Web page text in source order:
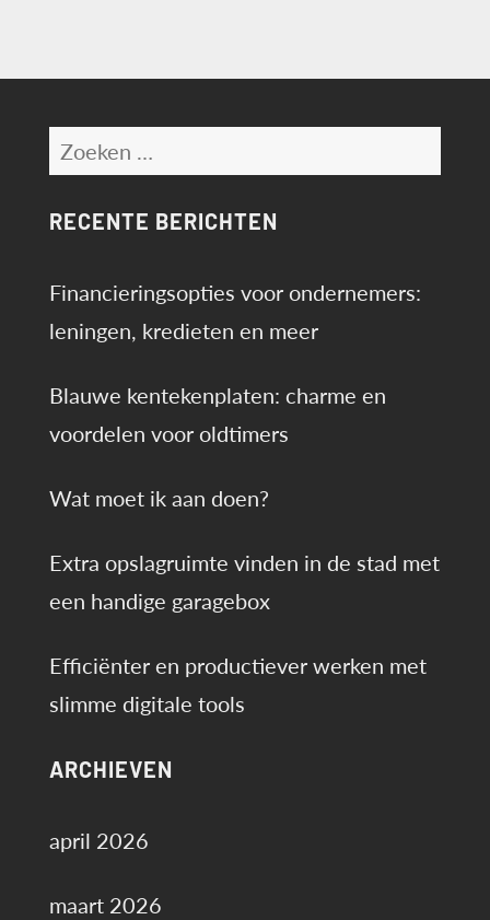
Zoeken
naar:
RECENTE BERICHTEN
Financieringsopties voor ondernemers:
leningen, kredieten en meer
Blauwe kentekenplaten: charme en
voordelen voor oldtimers
Wat moet ik aan doen?
Extra opslagruimte vinden in de stad met
een handige garagebox
Efficiënter en productiever werken met
slimme digitale tools
ARCHIEVEN
april 2026
maart 2026